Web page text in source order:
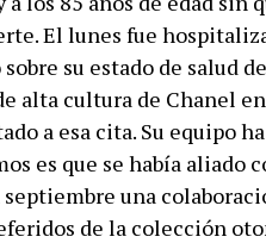
El lunes fue
su estado de salud
alta cultura de Chanel
a esa cita. Su equipo
es que se había aliado
una
de la colección